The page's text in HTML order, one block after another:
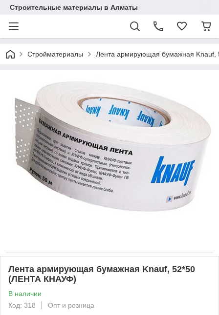
Строительные материалы в Алматы
Стройматериалы Лента армирующая бумажная
Лента армирующая бумажная Knauf, 52*50
(ЛЕНТА КНАУФ)
В наличии
Код: 318
Опт и розница